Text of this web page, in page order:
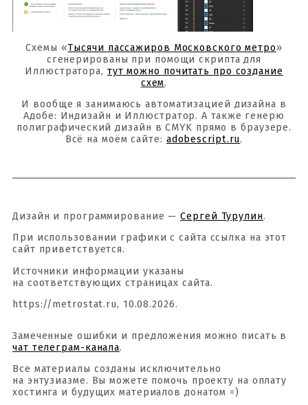
Схемы «Тысячи пассажиров Московского метро»
сгенерированы при помощи скрипта для
Иллюстратора, тут можно почитать про создание
схем.
И вообще я занимаюсь автоматизацией дизайна в
Адобе: Индизайн и Иллюстратор. А также генерю
полиграфический дизайн в CMYK прямо в браузере.
Всё на моём сайте: adobescript.ru.
Дизайн и программирование —Сергей Турулин.
При использовании графики с сайта ссылка на этот
сайт приветствуется.
Источники информации указаны
на соответствующих страницах сайта.
https://metrostat.ru, 10.08.2026.
Замеченные ошибки и предложения можно писать в
чат телеграм-канала.
Все материалы созданы исключительно
на энтузиазме. Вы можете помочь проекту на оплату
хостинга и будущих материалов донатом =)